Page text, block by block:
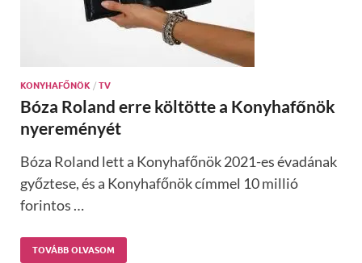
KONYHAFŐNÖK / TV
Bóza Roland erre költötte a Konyhafőnök
nyereményét
Bóza Roland lett a Konyhafőnök 2021-es évadának
győztese, és a Konyhafőnök címmel 10 millió
forintos …
TOVÁBB OLVASOM